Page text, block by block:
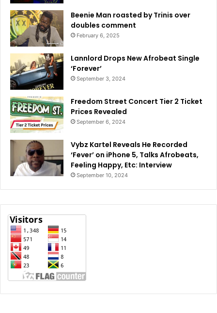
Beenie Man roasted by Trinis over
doubles comment
February 6, 2025
Lannlord Drops New Afrobeat Single
‘Forever’
September 3, 2024
Freedom Street Concert Tier 2 Ticket
Prices Revealed
September 6, 2024
Vybz Kartel Reveals He Recorded
‘Fever’ on iPhone 5, Talks Afrobeats,
Feeling Happy, Etc: Interview
September 10, 2024